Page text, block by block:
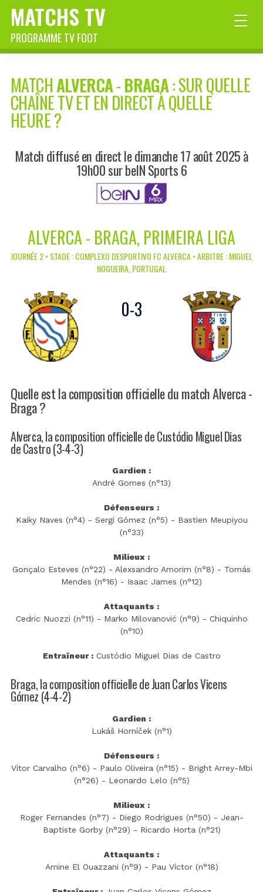
MATCHS TV
PROGRAMME TV FOOT
MATCHALVERCA-BRAGA: SUR QUELLE
CHAÎNE TV ET EN DIRECT À QUELLE
HEURE ?
Match diffusé en direct le dimanche 17 août 2025 à
19h00 sur beIN Sports 6
ALVERCA - BRAGA, PRIMEIRA LIGA
JOURNÉE 2 • STADE : COMPLEXO DESPORTIVO FC ALVERCA • ARBITRE : MIGUEL
NOGUEIRA, PORTUGAL
0-3
Quelle est la composition officielle du match Alverca -
Braga ?
Alverca, la composition officielle de Custódio Miguel Dias
de Castro (3-4-3)
Gardien :
André Gomes (n°13)
Défenseurs :
Kaiky Naves (n°4) - Sergi Gómez (n°5) - Bastien Meupiyou
(n°33)
Milieux :
Gonçalo Esteves (n°22) - Alexsandro Amorim (n°8) - Tomás
Mendes (n°16) - Isaac James (n°12)
Attaquants :
Cedric Nuozzi (n°11) - Marko Milovanović (n°9) - Chiquinho
(n°10)
Entraîneur :Custódio Miguel Dias de Castro
Braga, la composition officielle de Juan Carlos Vicens
Gómez (4-4-2)
Gardien :
Lukáš Horníček (n°1)
Défenseurs :
Vítor Carvalho (n°6) - Paulo Oliveira (n°15) - Bright Arrey-Mbi
(n°26) - Leonardo Lelo (n°5)
Milieux :
Roger Fernandes (n°7) - Diego Rodrigues (n°50) - Jean-
Baptiste Gorby (n°29) - Ricardo Horta (n°21)
Attaquants :
Amine El Ouazzani (n°9) - Pau Víctor (n°18)